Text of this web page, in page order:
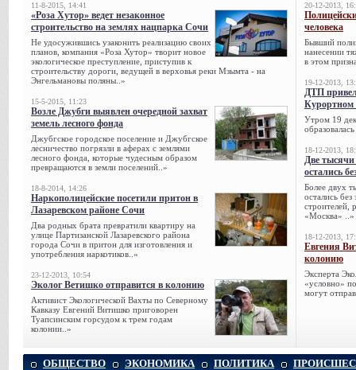
11-8-2015, 14:41
«Роза Хутор» ведет незаконное
строительство на землях нацпарка Сочи
Не удосужившись узаконить реализацию своих
планов, компания «Роза Хутор» творит новое
экологическое преступление, приступив к
строительству дороги, ведущей в верховья реки Мзымта - на
Энгельмановы поляны..»
15-5-2015, 11:23
Возле Джубги выявлен очередной захват
земель лесного фонда
Джубгское городское поселение и Джубгское
лесничество погрязли в аферах с землями
лесного фонда, которые чудесным образом
превращаются в земли поселений..»
18-8-2014, 14:26
Наркополицейские посетили притон в
Лазаревском районе Сочи
Два родных брата превратили квартиру на
улице Партизанской Лазаревского района
города Сочи в притон для изготовления и
употребления наркотиков..»
23-12-2013, 10:54
Эколог Ветишко отправится в колонию
Активист Экологической Вахты по Северному
Кавказу Евгений Витишко приговорен
Туапсинским горсудом к трем годам
колонии..»
20-12-2013,
человека
Бывший
нанесении
в этом
19-12-2013,
ДТП
Курортном
Утром 19
18-12-2013,
Две
остались
Более двух
остались
строителей,
«Москва» ..»
18-12-2013,
Евгения
колонию
Эксперта
«условно»
могут
ОБЩЕСТВО ЭКОНОМИКА ПОЛИТИКА